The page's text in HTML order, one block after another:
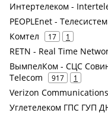
Интертелеком -
PEOPLEnet -
Комтел 17 1
RETN - Real Time
ВымпелКом - СЦС
Telecom
917 1
Verizon
Углетелеком ГПС ГУП